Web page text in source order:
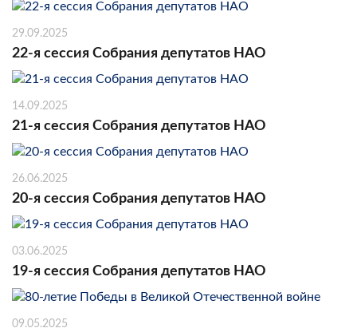
29.09.2025
22-я сессия Собрания депутатов НАО
14.09.2025
21-я сессия Собрания депутатов НАО
26.06.2025
20-я сессия Собрания депутатов НАО
03.06.2025
19-я сессия Собрания депутатов НАО
09.05.2025